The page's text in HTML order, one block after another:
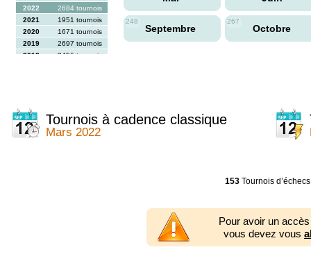
2022
2684 tournois
2021
1951 tournois
2020
1671 tournois
2019
2697 tournois
2018
2456 tournois
2013
2353 tournois
2012
2556 tournois
2011
2671 tournois
248
Septembre
267
Octobre
Tournois à cadence classique
Mars 2022
153 Tournois d’échecs
Pour avoir un
vous devez vous